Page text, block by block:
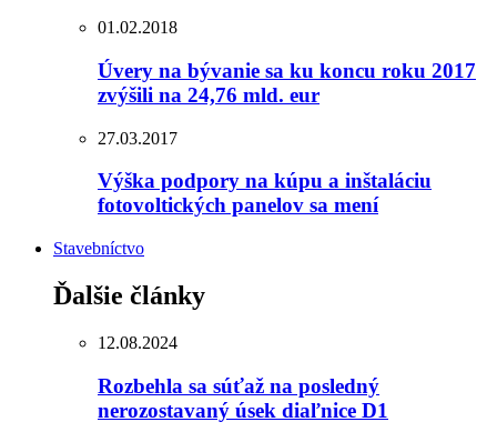
01.02.2018
Úvery na bývanie sa ku koncu roku 2017
zvýšili na 24,76 mld. eur
27.03.2017
Výška podpory na kúpu a inštaláciu
fotovoltických panelov sa mení
Stavebníctvo
Ďalšie články
12.08.2024
Rozbehla sa súťaž na posledný
nerozostavaný úsek diaľnice D1